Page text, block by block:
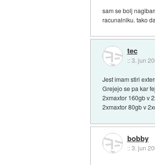
sam se bolj
racunalniku. tako
tec
::3. jun
Jest imam stiri
Grejejo se pa kar
2xmaxtor 160gb v
2xmaxtor 80gb v
bobby
::3. jun